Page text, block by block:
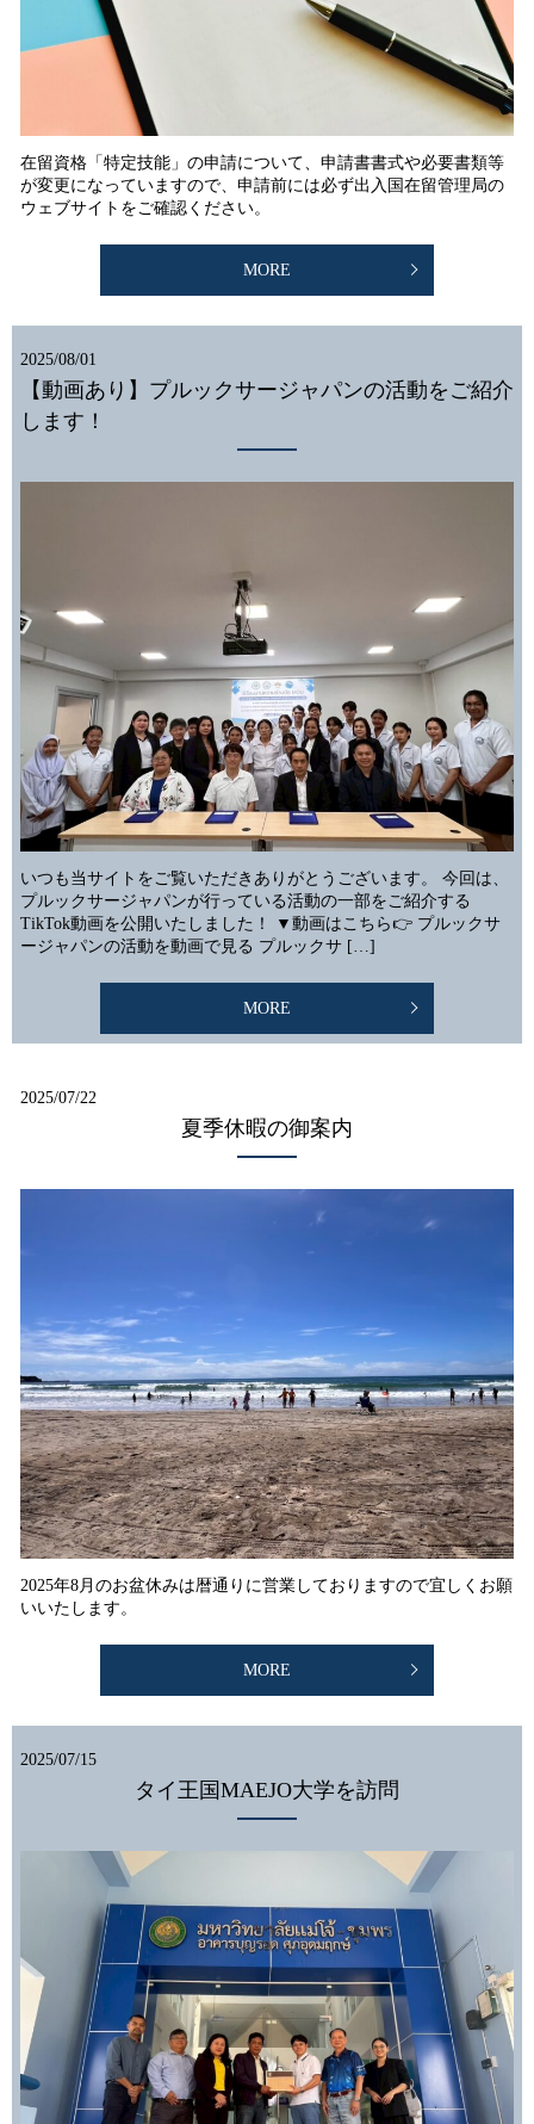
在留資格「特定技能」の申請について、申請書書式や必要書類等
が変更になっていますので、申請前には必ず出入国在留管理局の
ウェブサイトをご確認ください。
MORE
2025/08/01
【動画あり】プルックサージャパンの活動をご紹介
します！
いつも当サイトをご覧いただきありがとうございます。 今回は、
プルックサージャパンが行っている活動の一部をご紹介する
TikTok動画を公開いたしました！ ▼動画はこちら👉 プルックサ
ージャパンの活動を動画で見る プルックサ […]
MORE
2025/07/22
夏季休暇の御案内
2025年8月のお盆休みは暦通りに営業しておりますので宜しくお願
いいたします。
MORE
2025/07/15
タイ王国MAEJO大学を訪問